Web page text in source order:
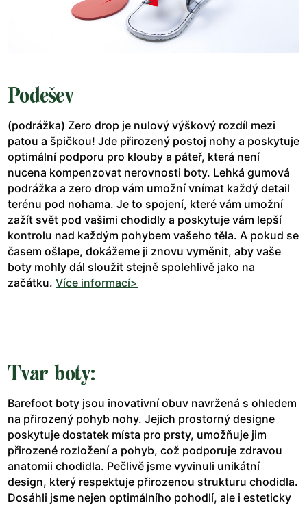
Podešev
(podrážka) Zero drop je nulový výškový rozdíl mezi
patou a špičkou! Jde přirozený postoj nohy a poskytuje
optimální podporu pro klouby a páteř, která není
nucena kompenzovat nerovnosti boty. Lehká gumová
podrážka a zero drop vám umožní vnímat každý detail
terénu pod nohama. Je to spojení, které vám umožní
zažít svět pod vašimi chodidly a poskytuje vám lepší
kontrolu nad každým pohybem vašeho těla. A pokud se
časem ošlape, dokážeme ji znovu vyměnit, aby vaše
boty mohly dál sloužit stejně spolehlivě jako na
začátku. Více informací>
Tvar boty:
Barefoot boty jsou inovativní obuv navržená s ohledem
na přirozený pohyb nohy. Jejich prostorný designe
poskytuje dostatek místa pro prsty, umožňuje jim
přirozené rozložení a pohyb, což podporuje zdravou
anatomii chodidla. Pečlivě jsme vyvinuli unikátní
design, který respektuje přirozenou strukturu chodidla.
Dosáhli jsme nejen optimálního pohodlí, ale i esteticky